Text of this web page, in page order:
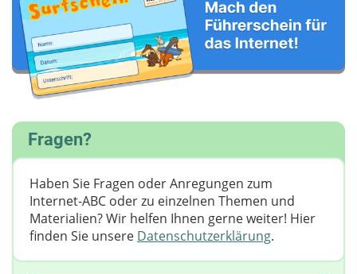
Fragen?
Haben Sie Fragen oder Anregungen zum
Internet-ABC oder zu einzelnen Themen und
Materialien? Wir helfen Ihnen gerne weiter! ​Hier
finden Sie unsere Datenschutzerklärung.